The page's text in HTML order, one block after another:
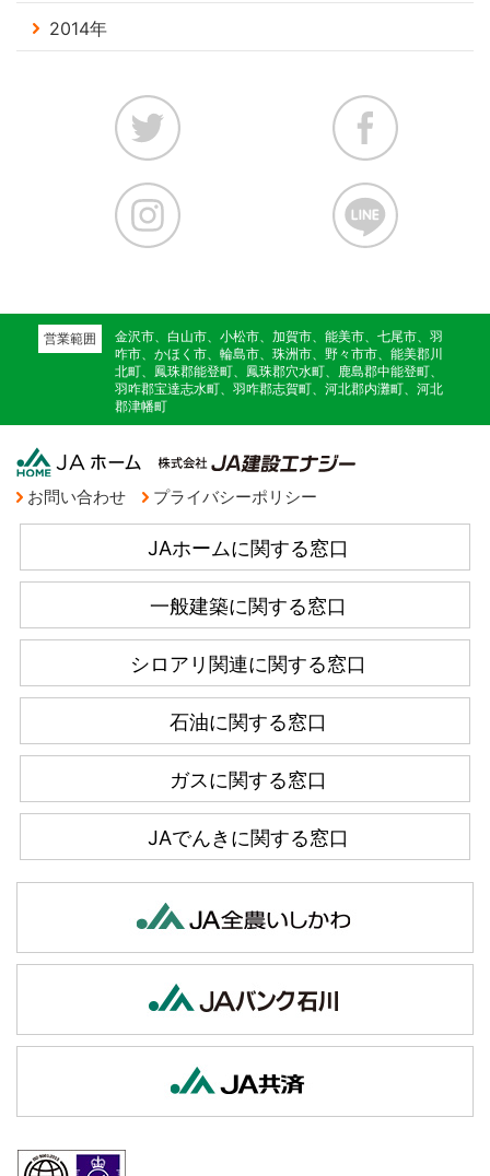
2014年
営業範囲
金沢市、白山市、小松市、加賀市、能美市、七尾市、羽
咋市、かほく市、輪島市、珠洲市、野々市市、能美郡川
北町、鳳珠郡能登町、鳳珠郡穴水町、鹿島郡中能登町、
羽咋郡宝達志水町、羽咋郡志賀町、河北郡内灘町、河北
郡津幡町
お問い合わせ プライバシーポリシー
JAホームに関する窓口
一般建築に関する窓口
シロアリ関連に関する窓口
石油に関する窓口
ガスに関する窓口
JAでんきに関する窓口